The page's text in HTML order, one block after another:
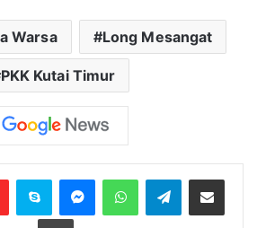
Warsa Long Mesangat
PKK Kutai Timur
FlipboardSkype MessengerWhatsAppTelegramBagikan melalui Email
Cetak